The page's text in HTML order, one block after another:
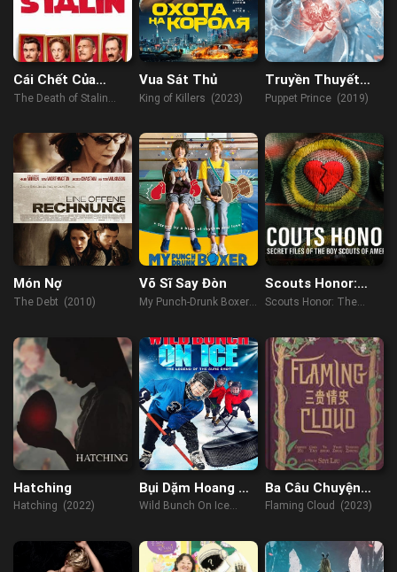
Cái Chết Của
Stalin
The Death of Stalin
Vua Sát Thủ
King of Killers (2023)
Truyền Thuyết
Hình Nộm: Hoa Bỉ
Puppet Prince (2019)
Món Nợ
The Debt (2010)
Võ Sĩ Say Đòn
My Punch-Drunk Boxer
Scouts Honor:
The Secret Files
of America
Scouts Honor: The
Scouts of America
(2023)
Hatching
Hatching (2022)
Bụi Dặm Hoang Dã
Trên Băng
Wild Bunch On Ice
Ba Câu Chuyện
Tình
Flaming Cloud (2023)